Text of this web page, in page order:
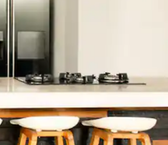
vers le bas, ou en appuyant dessus et